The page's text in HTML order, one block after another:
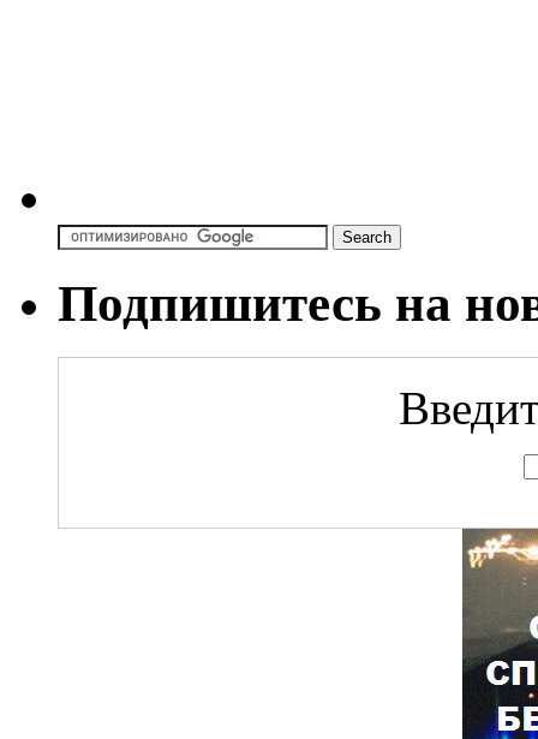
Подпишитесь на